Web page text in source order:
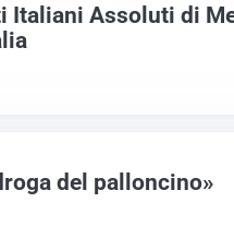
Italiani Assoluti di
del palloncino»